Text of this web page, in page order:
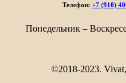
808₽
Телефон: +7 (910)
Понедельник –
©2018-2023.